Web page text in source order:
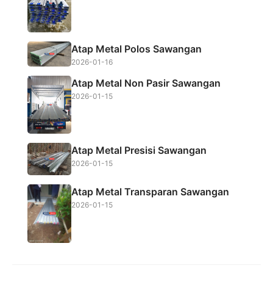
o
k
Atap Metal Polos Sawangan
2026-01-16
Atap Metal Non Pasir Sawangan
2026-01-15
Atap Metal Presisi Sawangan
2026-01-15
Atap Metal Transparan Sawangan
2026-01-15